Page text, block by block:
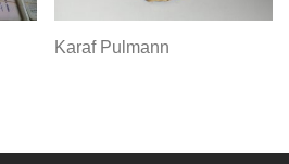
Karaf Pulmann